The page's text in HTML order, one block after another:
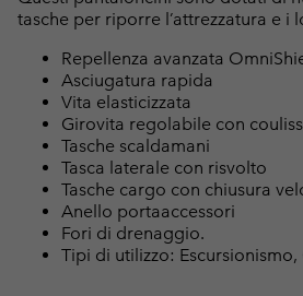
tasche per riporre l’attrezzatura e i
Repellenza avanzata
Asciugatura rapida
Vita elasticizzata
Girovita regolabile con
Tasche scaldamani
Tasca laterale con risvolto
Tasche cargo con chiusura
Anello portaaccessori
Fori di drenaggio.
Tipi di utilizzo: